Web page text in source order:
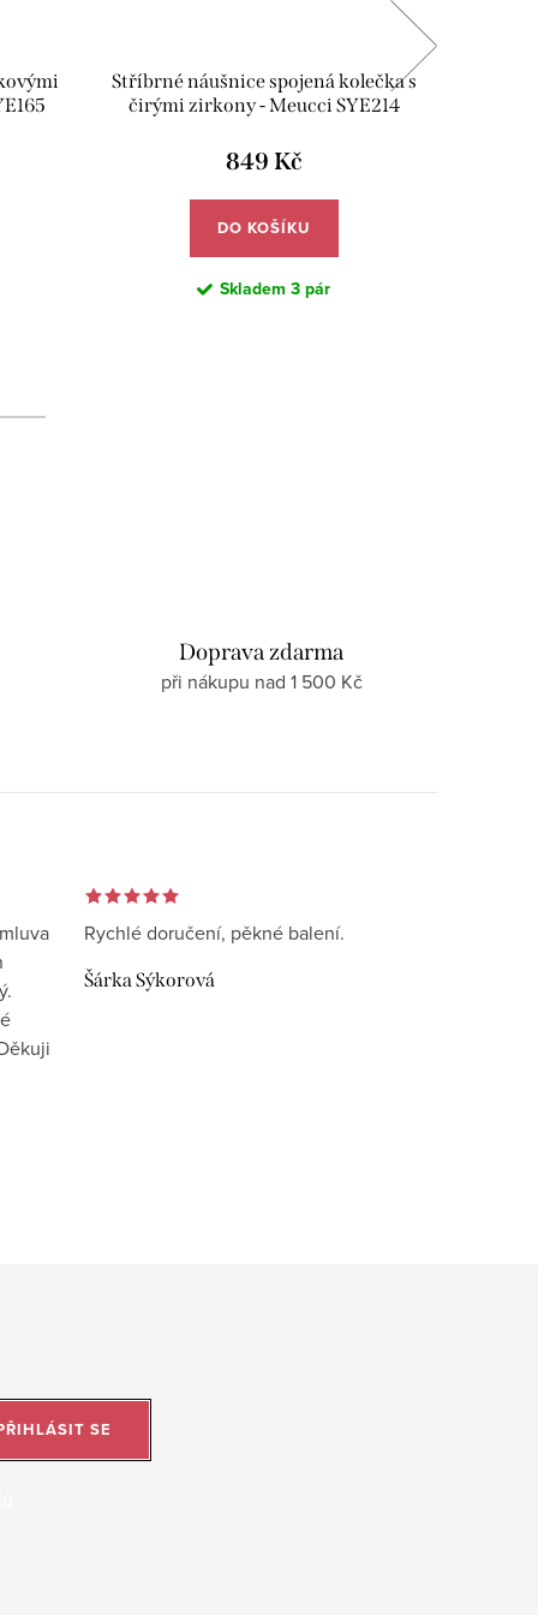
Stříbrné náušnice spojená kolečka s
čirými zirkony - Meucci SYE214
849 Kč
DO KOŠÍKU
Skladem 3 pár
Doprava zdarma
při nákupu nad 1 500 Kč
Rychlé doručení, pěkné balení.
Šárka Sýkorová
SE